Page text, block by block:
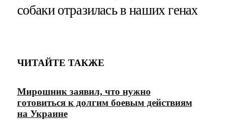
собаки отразилась в наших генах
ЧИТАЙТЕ ТАКЖЕ
Мирошник заявил, что нужно
готовиться к долгим боевым действиям
на Украине